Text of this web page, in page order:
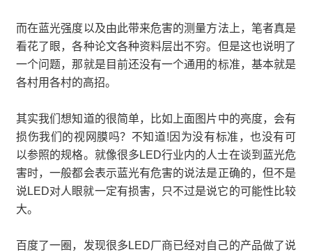
而在蓝光强度以及由此带来危害的测量方法上，笔者真是
看花了眼，各种论文各种资料层出不穷。但是这也说明了
一个问题，那就是目前还没有一个通用的标准，基本就是
各村用各村的高招。
其实我们想知道的很简单，比如上面图片中的亮度，会有
损伤我们的视网膜吗？不知道!因为没有标准，也没有可
以参照的规格。就像很多LED行业内的人士在谈到蓝光危
害时，一般都会表示蓝光有危害的说法是正确的，但不是
说LED对人眼就一定有损害，只不过是说它的可能性比较
大。
百度了一圈，发现很多LED厂商已经对自己的产品做了说